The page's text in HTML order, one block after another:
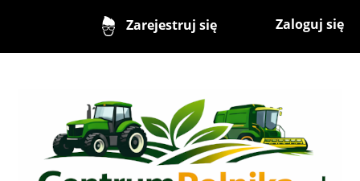
Zarejestruj się Zaloguj się